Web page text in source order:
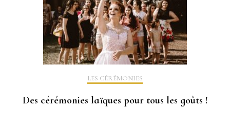
LES CÉRÉMONIES
Des cérémonies laïques pour tous les goûts !